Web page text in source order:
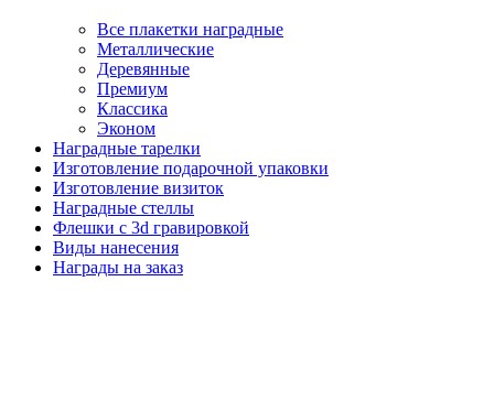
Все плакетки наградные
Металлические
Деревянные
Премиум
Классика
Эконом
Наградные тарелки
Изготовление подарочной упаковки
Изготовление визиток
Наградные стеллы
Флешки с 3d гравировкой
Виды нанесения
Награды на заказ